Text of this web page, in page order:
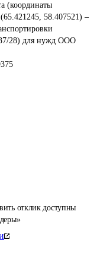
отклик доступны
(координаты
58.407521) –
28) для нужд ООО